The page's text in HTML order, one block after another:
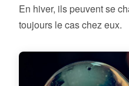
En hiver, ils peuvent se
toujours le cas chez eux.